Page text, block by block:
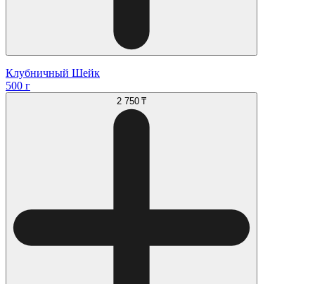
Клубничный Шейк
500 г
2 750 ₸